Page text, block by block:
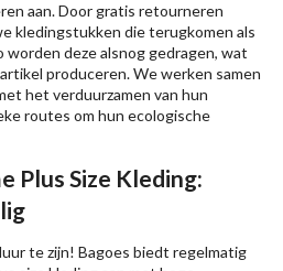
aan. Door gratis retourneren
kledingstukken die terugkomen als
deze alsnog gedragen, wat
produceren. We werken samen
het verduurzamen van hun
routes om hun ecologische
Plus Size Kleding:
te zijn! Bagoes biedt regelmatig